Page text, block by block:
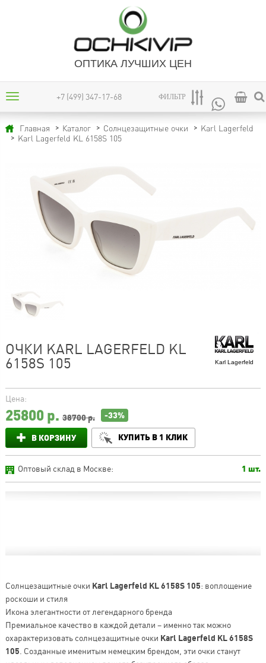
ОПТИКА ЛУЧШИХ ЦЕН
+7 (499) 347-17-68 ФИЛЬТР
Главная Каталог Солнцезащитные очки
Karl Lagerfeld
Karl Lagerfeld KL 6158S 105
Karl Lagerfeld
ОЧКИ KARL LAGERFELD KL
6158S 105
Цена:
25800р. 38700 р. -33%
В КОРЗИНУ КУПИТЬ В 1 КЛИК
Оптовый склад в Москве: 1 шт.
Солнцезащитные очки Karl Lagerfeld KL 6158S 105: воплощение
роскоши и стиля
Икона элегантности от легендарного бренда
Премиальное качество в каждой детали – именно так можно
охарактеризовать солнцезащитные очки Karl Lagerfeld KL 6158S
105 . Созданные именитым немецким брендом, эти очки станут